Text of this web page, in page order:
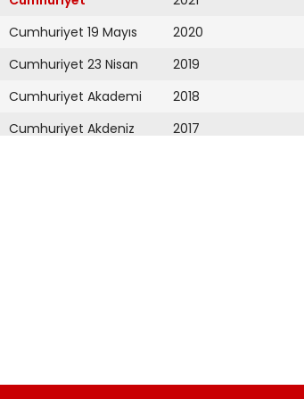
Cumhuriyet 19 Mayıs
Cumhuriyet 23 Nisan
Cumhuriyet Akademi
Cumhuriyet Akdeniz
Cumhuriyet Çevre
2020
2019
2018
2017
2009